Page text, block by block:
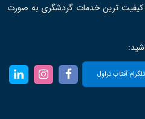
با کیفیت ترین خدمات گردشگری به صورت
آفتاب تراول